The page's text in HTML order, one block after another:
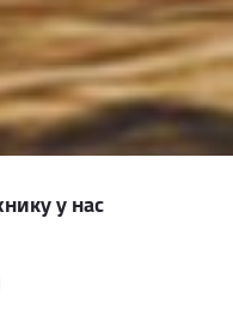
у нас